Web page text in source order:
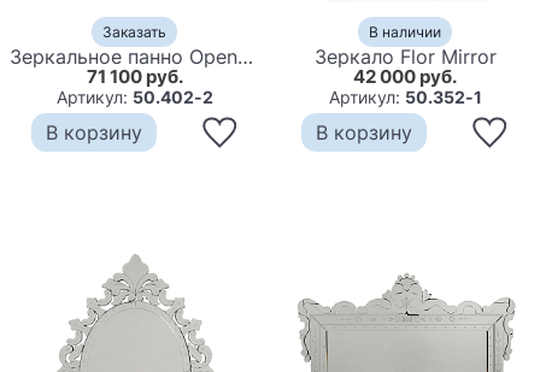
Заказать
Зеркальное панно Openwork Mirror Rectangular
71 100 руб.
Артикул: 50.402-2
В корзину
В наличии
Зеркало Flor Mirror
42 000 руб.
Артикул: 50.352-1
В корзину